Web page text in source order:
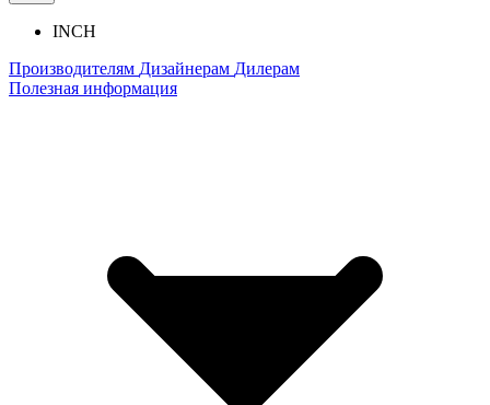
INCH
Производителям Дизайнерам Дилерам
Полезная информация